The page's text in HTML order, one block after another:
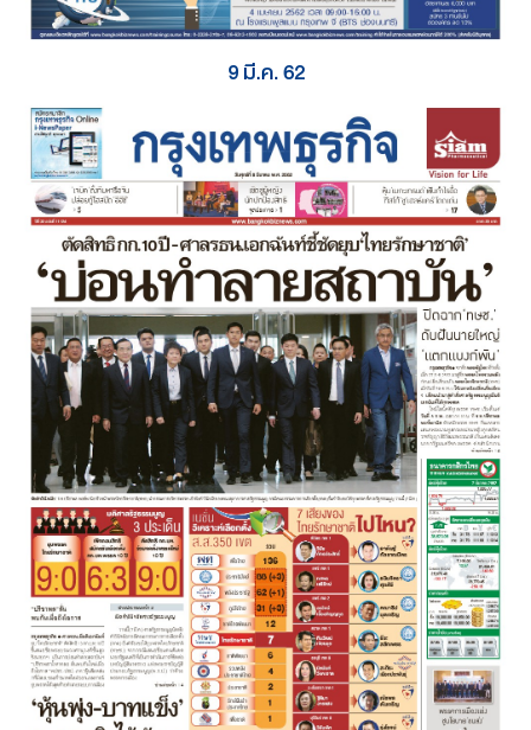
9 มี.ค. 62